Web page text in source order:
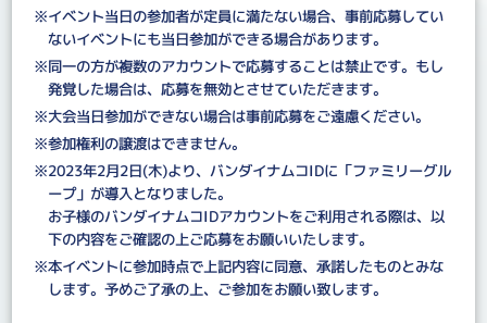
※イベント当日の参加者が定員に満たない場合、事前応募してい
ないイベントにも当日参加ができる場合があります。
※同一の方が複数のアカウントで応募することは禁止です。もし
発覚した場合は、応募を無効とさせていただきます。
※大会当日参加ができない場合は事前応募をご遠慮ください。
※参加権利の譲渡はできません。
※2023年2月2日(木)より、バンダイナムコIDに「ファミリーグル
ープ」が導入となりました。
お子様のバンダイナムコIDアカウントをご利用される際は、以
下の内容をご確認の上ご応募をお願いいたします。
※本イベントに参加時点で上記内容に同意、承諾したものとみな
します。予めご了承の上、ご参加をお願い致します。